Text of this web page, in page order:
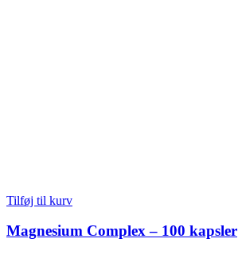
Tilføj til kurv
Magnesium Complex – 100 kapsler